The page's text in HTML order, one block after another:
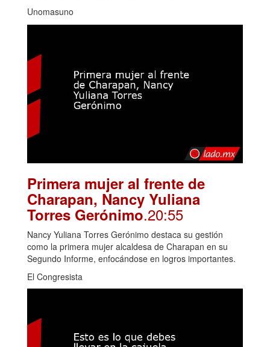
Unomasuno
Primera mujer al frente de
Charapan, Nancy Yuliana
Torres Gerónimo.20:55
Nancy Yuliana Torres Gerónimo destaca su gestión
como la primera mujer alcaldesa de Charapan en su
Segundo Informe, enfocándose en logros importantes.
El Congresista